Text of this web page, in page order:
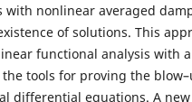
with nonlinear averaged
of solutions. This
functional analysis with
tools for proving the
differential equations. A